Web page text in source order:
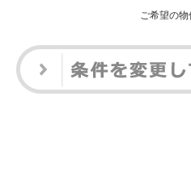
ご希望の